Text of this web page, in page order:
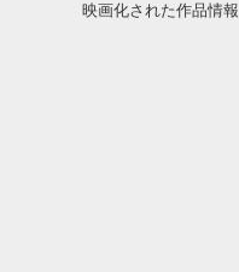
映画化された作品情報